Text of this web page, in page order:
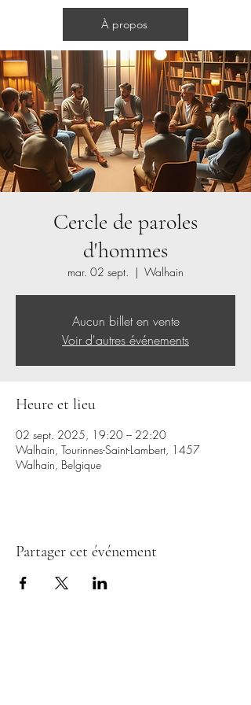
Cercles d'hommesÀ propos
Cercle de paroles
d'hommes
mar. 02 sept.
  |
Walhain
Aucun billet en vente
Voir d'autres événements
Heure et lieu
02 sept. 2025, 19:20 – 22:20
Walhain, Tourinnes-Saint-Lambert, 1457
Walhain, Belgique
Partager cet événement